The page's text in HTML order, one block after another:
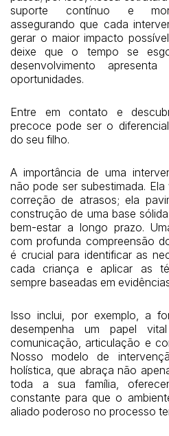
suporte contínuo e
assegurando que cada
gerar o maior impacto
deixe que o tempo se
desenvolvimento
oportunidades.
Entre em contato e
precoce pode ser o
do seu filho.
A importância de uma
não pode ser subestimada.
correção de atrasos; ela
construção de uma base
bem-estar a longo prazo.
com profunda compreensão
é crucial para identificar as
cada criança e aplicar as
sempre baseadas em
Isso inclui, por exemplo, a
desempenha um papel
comunicação, articulação e
Nosso modelo de
holística, que abraça não
toda a sua família,
constante para que o
aliado poderoso no processo